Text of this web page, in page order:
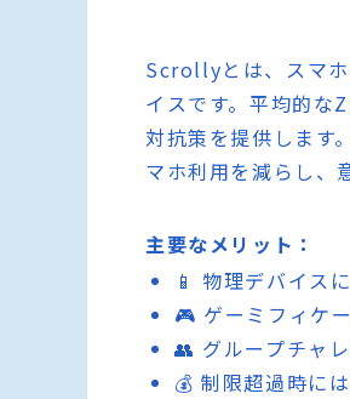
Scrollyとは、スマホ
イスです。平均的な
対抗策を提供します
マホ利用を減らし、
主要なメリット：
📱 物理デバイス
🎮 ゲーミフィケ
👥 グループチャ
💰 制限超過時に